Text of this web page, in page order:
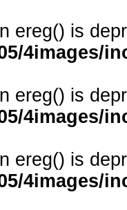
ereg() is
4images/
ereg() is
4images/
ereg() is
4images/